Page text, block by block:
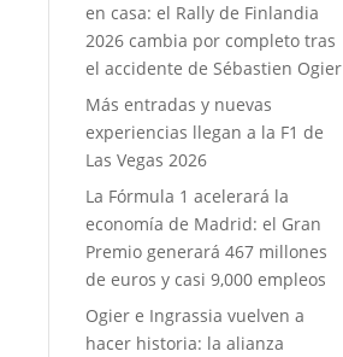
en casa: el Rally de Finlandia
2026 cambia por completo tras
el accidente de Sébastien Ogier
Más entradas y nuevas
experiencias llegan a la F1 de
Las Vegas 2026
La Fórmula 1 acelerará la
economía de Madrid: el Gran
Premio generará 467 millones
de euros y casi 9,000 empleos
Ogier e Ingrassia vuelven a
hacer historia: la alianza